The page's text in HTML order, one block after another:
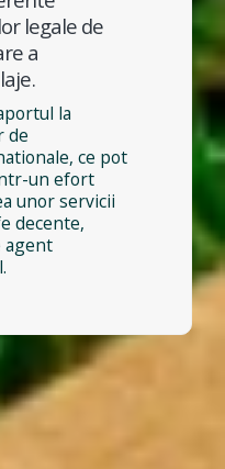
legale de
a
la
de
ce pot
un efort
unor servicii
decente,
agent